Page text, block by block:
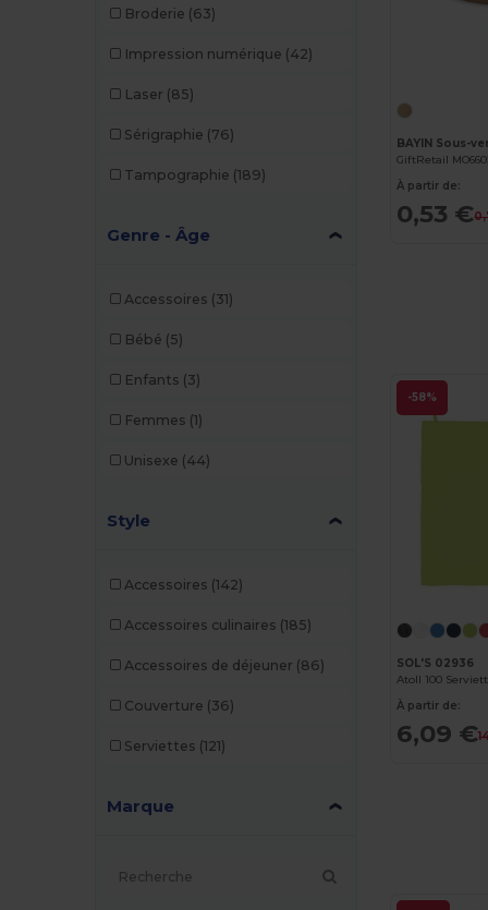
Broderie (63)
Impression numérique (42)
Laser (85)
Sérigraphie (76)
Tampographie (189)
Genre - Âge
Accessoires (31)
Bébé (5)
Enfants (3)
Femmes (1)
Unisexe (44)
Style
Accessoires (142)
Accessoires culinaires (185)
Accessoires de déjeuner (86)
Couverture (36)
Serviettes (121)
Marque
BAYIN Sous-
GiftRetail
À partir de:
0,53 €
-58%
SOL'S 02936
Atoll 100
À partir de:
6,09 €